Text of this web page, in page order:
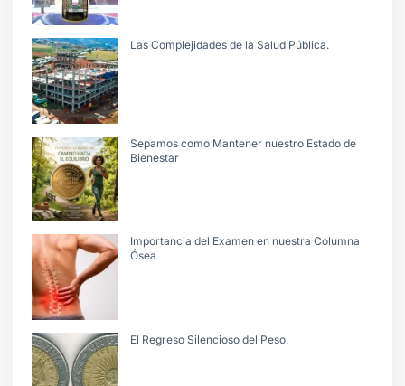
Las Complejidades de la Salud Pública.
Sepamos como Mantener nuestro Estado de
Bienestar
Importancia del Examen en nuestra Columna
Ósea
El Regreso Silencioso del Peso.